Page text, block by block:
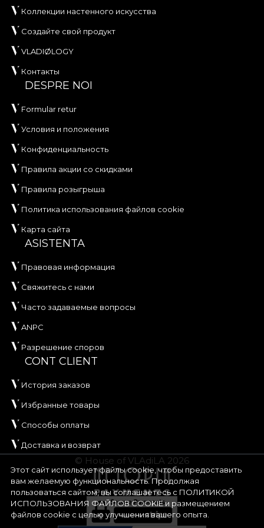
Этот сайт использует файлы cookie, чтобы предоставить
вам желаемую функциональность. Продолжая
пользоваться сайтом, вы соглашаетесь с ПОЛИТИКОЙ
ИСПОЛЬЗОВАНИЯ ФАЙЛОВ COOKIEи размещением
файлов cookie с целью улучшения вашего опыта.
Коллекции настенного искусства
Создайте свой продукт
VLADIØLOGY
Контакты
DESPRE NOI
Formular retur
Условия и положения
Конфиденциальность
Правила акции со скидками
Правила розыгрыша
Политика использования файлов cookie
Карта сайта
ASISTENTA
Правовая информация
Свяжитесь с нами
Часто задаваемые вопросы
ANPC
Разрешение споров
CONT CLIENT
История заказов
Избранные товары
Способы оплаты
Доставка и возврат
© House of VLAdiLA 2026